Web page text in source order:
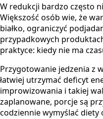
W redukcji bardzo często
Większość osób wie, że
białko, ograniczyć
przypadkowych
praktyce: kiedy nie ma
Przygotowanie jedzenia z
łatwiej utrzymać deficyt
improwizowania i takiej
zaplanowane, porcje są
codziennie wymyślać diety